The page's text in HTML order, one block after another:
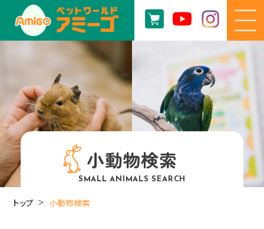
小動物検索
SMALL ANIMALS SEARCH
トップ 小動物検索